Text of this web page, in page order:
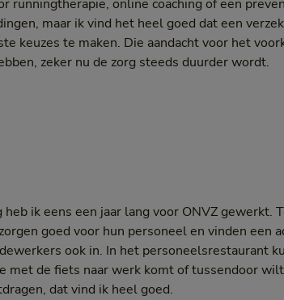
runningtherapie, online coaching of een
maar ik vind het heel goed dat een
keuzes te maken. Die aandacht voor het
zeker nu de zorg steeds duurder wordt.
ik eens een jaar lang voor ONVZ gewerkt.
goed voor hun personeel en vinden een
ook in. In het personeelsrestaurant
met de fiets naar werk komt of tussendoor
dat vind ik heel goed.